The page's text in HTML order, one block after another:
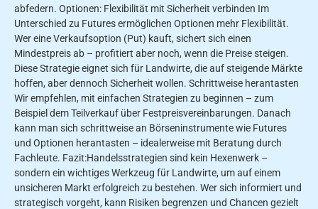
abfedern. Optionen: Flexibilität mit Sicherheit verbinden Im
Unterschied zu Futures ermöglichen Optionen mehr Flexibilität.
Wer eine Verkaufsoption (Put) kauft, sichert sich einen
Mindestpreis ab – profitiert aber noch, wenn die Preise steigen.
Diese Strategie eignet sich für Landwirte, die auf steigende Märkte
hoffen, aber dennoch Sicherheit wollen. Schrittweise herantasten
Wir empfehlen, mit einfachen Strategien zu beginnen – zum
Beispiel dem Teilverkauf über Festpreisvereinbarungen. Danach
kann man sich schrittweise an Börseninstrumente wie Futures
und Optionen herantasten – idealerweise mit Beratung durch
Fachleute. Fazit:Handelsstrategien sind kein Hexenwerk –
sondern ein wichtiges Werkzeug für Landwirte, um auf einem
unsicheren Markt erfolgreich zu bestehen. Wer sich informiert und
strategisch vorgeht, kann Risiken begrenzen und Chancen gezielt